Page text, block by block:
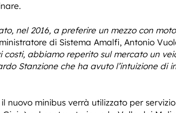
nel 2016, a preferire un mezzo con
di Sistema Amalfi, Antonio
abbiamo reperito sul mercato un
Stanzione che ha avuto l’intuizione di
nuovo minibus verrà utilizzato per